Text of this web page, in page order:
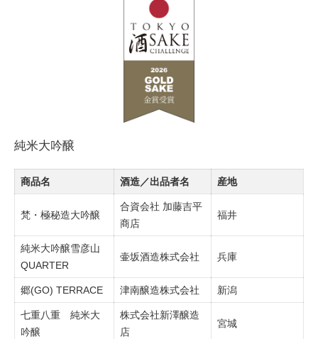
純米大吟醸
商品名 酒造／出品者名 産地
梵・極秘造大吟醸
合資会社 加藤吉平
商店
福井
純米大吟醸雪彦山
QUARTER
壷坂酒造株式会社 兵庫
郷(GO) TERRACE 津南醸造株式会社 新潟
七重八重 純米大
吟醸
株式会社新澤醸造
店
宮城